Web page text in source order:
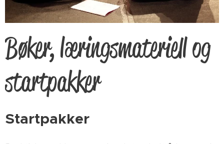
Bøker, læringsmateriell og
startpakker
Startpakker